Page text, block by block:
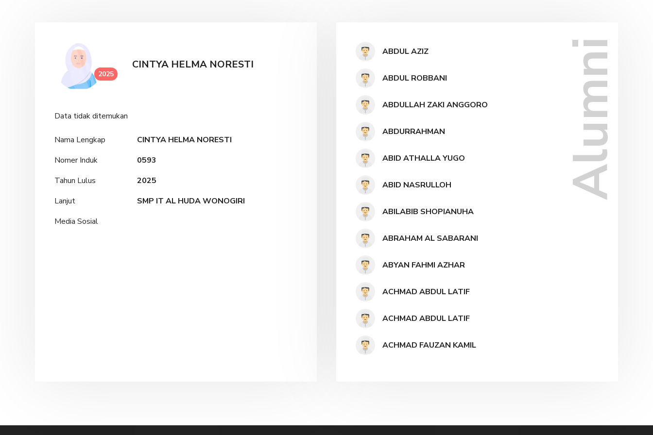
2025
CINTYA HELMA NORESTI
Data tidak ditemukan
Nama Lengkap
CINTYA HELMA NORESTI
Nomer Induk
0593
Tahun Lulus
2025
Lanjut
SMP IT AL HUDA WONOGIRI
Media Sosial
Alumni
ABDUL AZIZ
ABDUL ROBBANI
ABDULLAH ZAKI ANGGORO
ABDURRAHMAN
ABID ATHALLA YUGO
ABID NASRULLOH
ABILABIB SHOPIANUHA
ABRAHAM AL SABARANI
ABYAN FAHMI AZHAR
ACHMAD ABDUL LATIF
ACHMAD ABDUL LATIF
ACHMAD FAUZAN KAMIL